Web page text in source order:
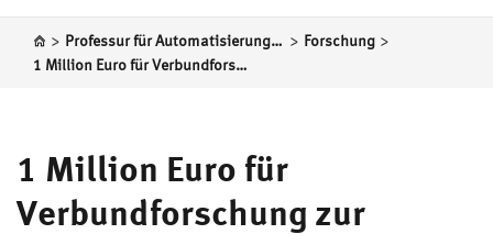
> Professur für Automatisierungstechnik > Forschung >
1 Million Euro für Verbundforschung zur Energiesystemanalyse
1 Million Euro für
Verbundforschung zur